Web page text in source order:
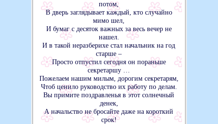
потом,
В дверь заглядывает каждый, кто случайно
мимо шел,
И бумаг с десяток важных за весь вечер не
нашел.
И в такой неразберихе стал начальник на год
старше –
Просто отпустил сегодня он пораньше
секретаршу …
Пожелаем нашим милым, дорогим секретарям,
Чтоб ценило руководство их работу по делам.
Вы примите поздравленья в этот солнечный
денек,
А начальство не бросайте даже на короткий
срок!